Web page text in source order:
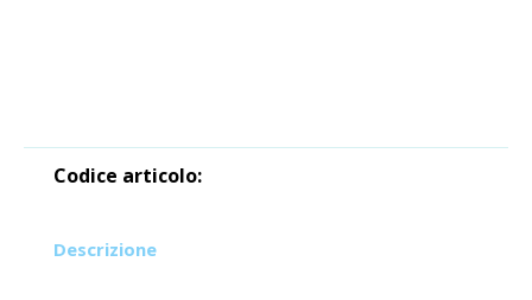
Codice articolo:
Descrizione